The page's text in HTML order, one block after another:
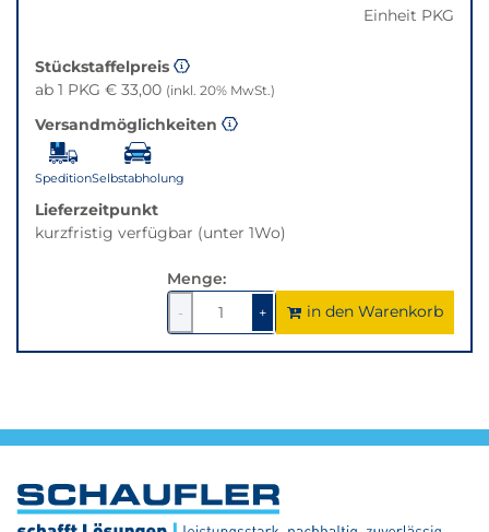
Alternative
der
gewünschten
Variante.
Einheit PKG
Stückstaffelpreis
ab 1 PKG € 33,00 (inkl. 20% MwSt.)
Versandmöglichkeiten
SpeditionSelbstabholung
Lieferzeitpunkt
kurzfristig verfügbar (unter 1Wo)
Menge:
-
1
verringern
+1um
1
erhöhen
in den Warenkorb